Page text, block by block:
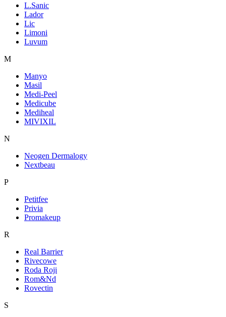
L.Sanic
Lador
Lic
Limoni
Luvum
M
Manyo
Masil
Medi-Peel
Medicube
Mediheal
MIVIXIL
N
Neogen Dermalogy
Nextbeau
P
Petitfee
Privia
Promakeup
R
Real Barrier
Rivecowe
Roda Roji
Rom&Nd
Rovectin
S